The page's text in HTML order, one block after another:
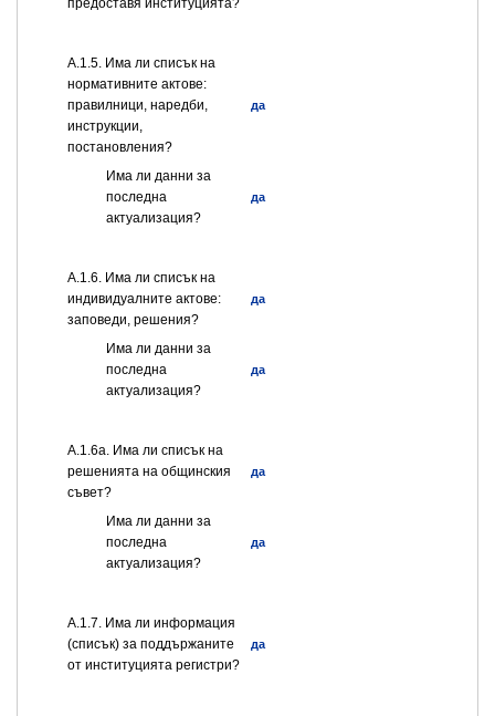
предоставя институцията?
А.1.5. Има ли списък на
нормативните актове:
правилници, наредби,
инструкции,
постановления?
да
Има ли данни за
последна
актуализация?
да
А.1.6. Има ли списък на
индивидуалните актове:
заповеди, решения?
да
Има ли данни за
последна
актуализация?
да
А.1.6а. Има ли списък на
решенията на общинския
съвет?
да
Има ли данни за
последна
актуализация?
да
А.1.7. Има ли информация
(списък) за поддържаните
от институцията регистри?
да